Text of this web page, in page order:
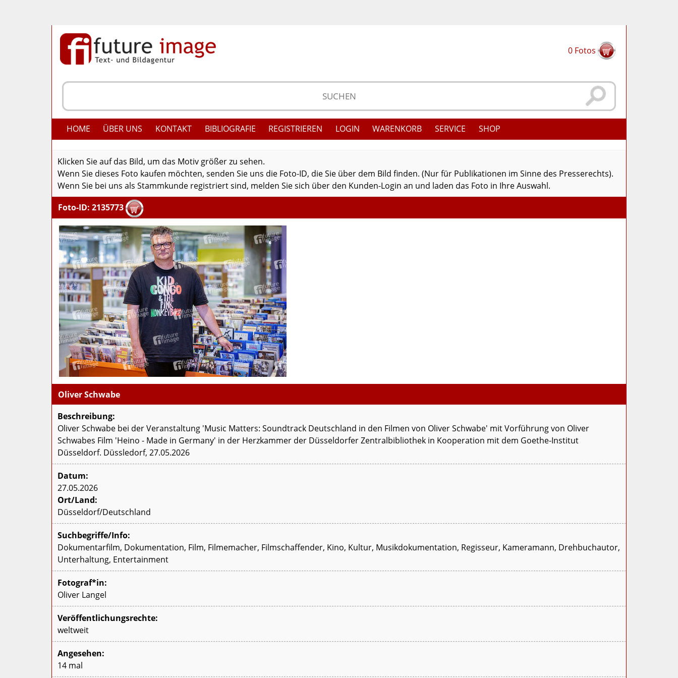
0 Fotos
HOME ÜBER UNS KONTAKT BIBLIOGRAFIE REGISTRIEREN LOGIN WARENKORB SERVICE SHOP
Klicken Sie auf das Bild, um das Motiv größer zu sehen.
Wenn Sie dieses Foto kaufen möchten, senden Sie uns die Foto-ID, die Sie über dem Bild finden. (Nur für Publikationen im Sinne des Presserechts).
Wenn Sie bei uns als Stammkunde registriert sind, melden Sie sich über den Kunden-Login an und laden das Foto in Ihre Auswahl.
Foto-ID: 2135773
Oliver Schwabe
Beschreibung:
Oliver Schwabe bei der Veranstaltung 'Music Matters: Soundtrack Deutschland in den Filmen von Oliver Schwabe' mit Vorführung von Oliver
Schwabes Film 'Heino - Made in Germany' in der Herzkammer der Düsseldorfer Zentralbibliothek in Kooperation mit dem Goethe-Institut
Düsseldorf. Düssledorf, 27.05.2026
Datum:
27.05.2026
Ort/Land:
Düsseldorf/Deutschland
Suchbegriffe/Info:
Dokumentarfilm, Dokumentation, Film, Filmemacher, Filmschaffender, Kino, Kultur, Musikdokumentation, Regisseur, Kameramann, Drehbuchautor,
Unterhaltung, Entertainment
Fotograf*in:
Oliver Langel
Veröffentlichungsrechte:
weltweit
Angesehen:
14 mal